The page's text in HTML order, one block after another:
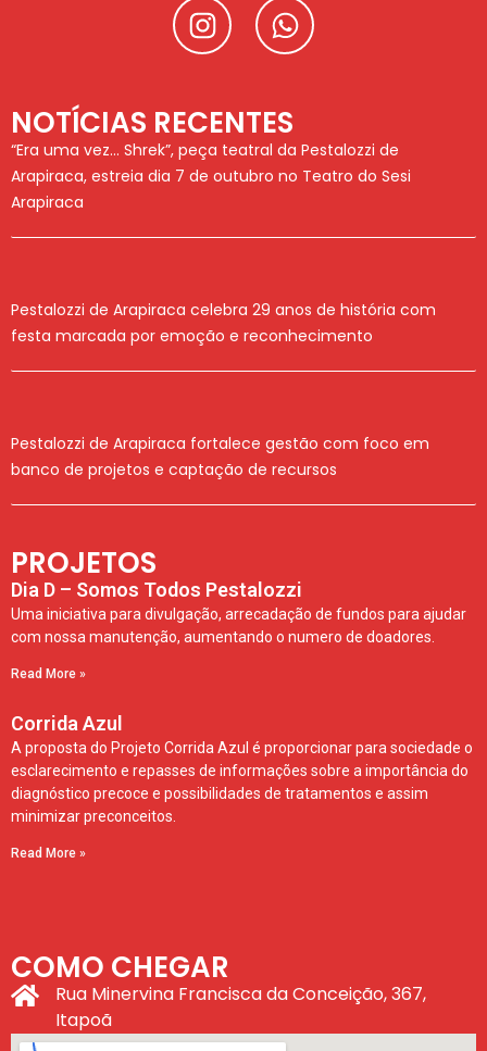
NOTÍCIAS RECENTES
“Era uma vez… Shrek”, peça teatral da Pestalozzi de
Arapiraca, estreia dia 7 de outubro no Teatro do Sesi
Arapiraca
Pestalozzi de Arapiraca celebra 29 anos de história com
festa marcada por emoção e reconhecimento
Pestalozzi de Arapiraca fortalece gestão com foco em
banco de projetos e captação de recursos
PROJETOS
Dia D – Somos Todos Pestalozzi
Uma iniciativa para divulgação, arrecadação de fundos para ajudar
com nossa manutenção, aumentando o numero de doadores.
Read More »
Corrida Azul
A proposta do Projeto Corrida Azul é proporcionar para sociedade o
esclarecimento e repasses de informações sobre a importância do
diagnóstico precoce e possibilidades de tratamentos e assim
minimizar preconceitos.
Read More »
COMO CHEGAR
Rua Minervina Francisca da Conceição, 367,
Itapoã